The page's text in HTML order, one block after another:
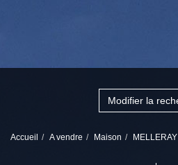
Modifier la
Accueil A vendre Maison MELLERAY